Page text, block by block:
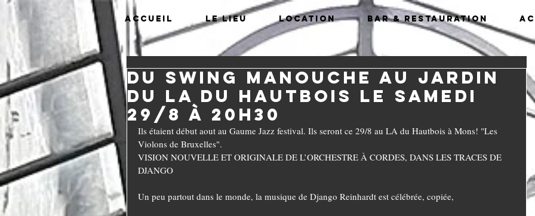
Accueil Le lieu Location Bar & Restauration
Du swing manouche au jardin
du LA du Hautbois le samedi
29/8 à 20H30
Ils étaient début aout au Gaume Jazz festival. Ils seront ce 29/8 au LA du Hautbois à Mons! "Les
Violons de Bruxelles".
VISION NOUVELLE ET ORIGINALE DE L’ORCHESTRE À CORDES, DANS LES TRACES DE
DJANGO
Un peu partout dans le monde, la musique de Django Reinhardt est célébrée, copiée,